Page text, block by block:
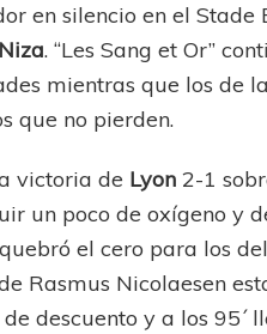
en silencio en el
Niza. “Les Sang et Or”
mientras que los de
que no pierden.
victoria de Lyon 2-1
un poco de oxígeno y
el cero para los
Rasmus Nicolaesen
descuento y a los 95´